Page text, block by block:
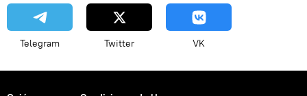
Telegram Twitter VK